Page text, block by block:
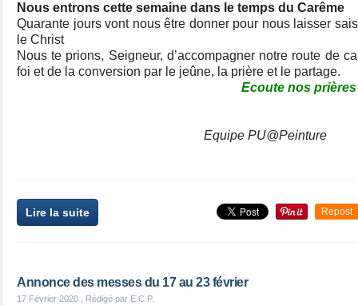
Nous entrons cette semaine dans le temps du Carême
Quarante jours vont nous être donner pour nous laisser
le Christ
Nous te prions, Seigneur, d’accompagner notre route de
foi et de la conversion par le jeûne, la prière et le partage.
Ecoute nos
Equipe PU@Peinture
Lire la suite Repost
Annonce des messes du 17 au 23 février
17 Février 2020 , Rédigé par E.C.P.